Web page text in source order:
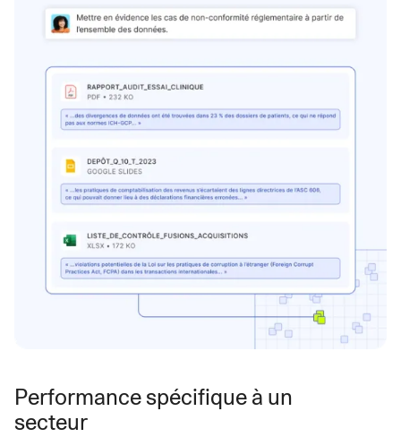
Performance spécifique à un
secteur